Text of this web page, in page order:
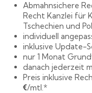
Abmahnsichere
Recht Kanzlei für
Tschechien und
individuell
inklusive Update-
nur 1 Monat
danach jederzeit
Preis inklusive
€/mtl.*